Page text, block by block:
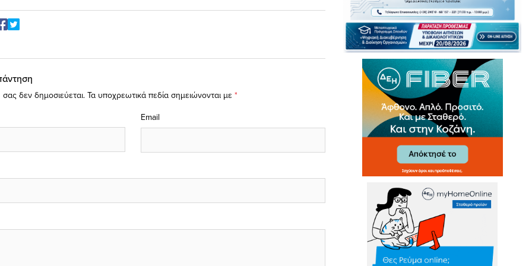
δεν δημοσιεύεται. Τα υποχρεωτικά πεδία σημειώνονται με *
Email